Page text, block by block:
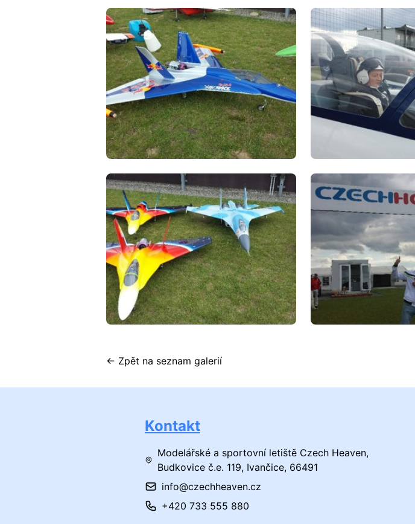
← Zpět na seznam galerií
Kontakt
Modelářské a sportovní letiště Czech Heaven,
Budkovice č.e. 119, Ivančice, 66491
info@czechheaven.cz
+420 733 555 880